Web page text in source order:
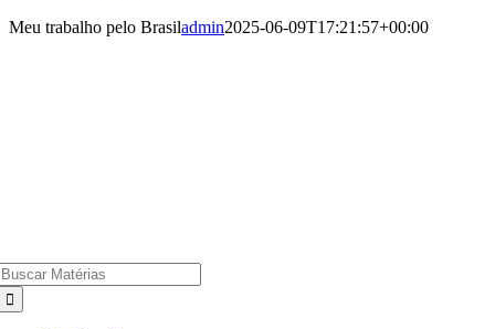
Meu trabalho pelo Brasiladmin2025-06-09T17:21:57+00:00